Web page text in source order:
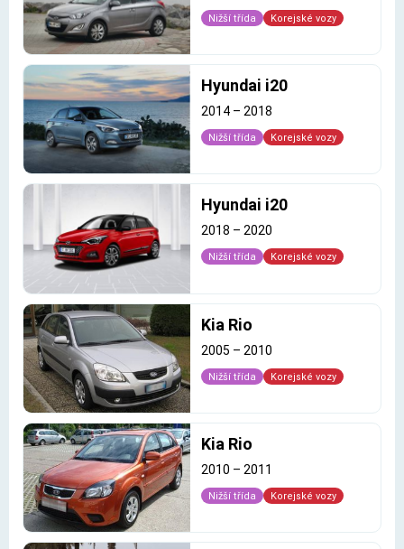
Nižší třída Korejské vozy
Hyundai i20
2014 – 2018
Nižší třída Korejské vozy
Hyundai i20
2018 – 2020
Nižší třída Korejské vozy
Kia Rio
2005 – 2010
Nižší třída Korejské vozy
Kia Rio
2010 – 2011
Nižší třída Korejské vozy